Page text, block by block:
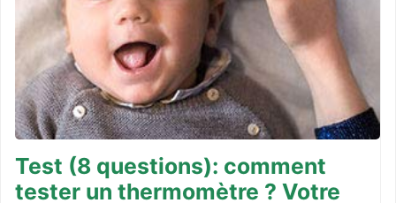
Test (8 questions): comment
tester un thermomètre ? Votre